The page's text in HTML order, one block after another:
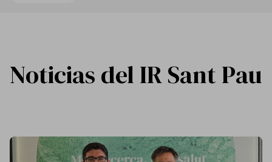
Noticias del IR Sant Pau